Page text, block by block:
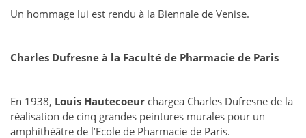
Un hommage lui est rendu à la Biennale de Venise.
Charles Dufresne à la Faculté de Pharmacie de Paris
En 1938, Louis Hautecoeur chargea Charles Dufresne de la
réalisation de cinq grandes peintures murales pour un
amphithéâtre de l’Ecole de Pharmacie de Paris.